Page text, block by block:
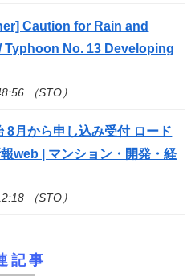
Caution for Rain and
Typhoon No. 13 Developing
（STO）
8月から申し込み受付 ロード
web | マンション・開発・経
（STO）
記事